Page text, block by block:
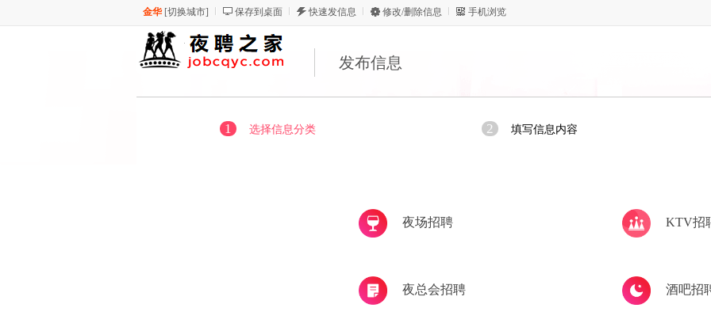
金华[切换城市] 保存到桌面 快速发信息 修改/删除信息 手机浏览
发布信息
1 选择信息分类 2 填写信息内容
夜场招聘 KTV招
夜总会招聘 酒吧招